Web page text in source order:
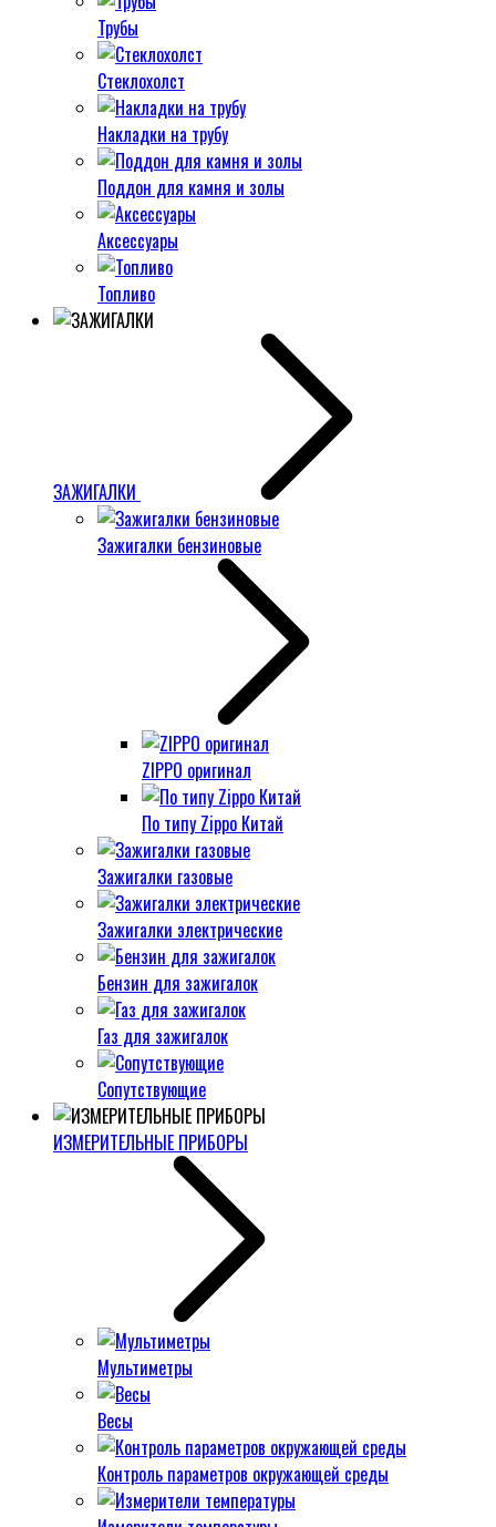
Трубы
Стеклохолст
Накладки на трубу
Поддон для камня и золы
Аксессуары
Топливо
ЗАЖИГАЛКИ
Зажигалки бензиновые
ZIPPO оригинал
По типу Zippo Китай
Зажигалки газовые
Зажигалки электрические
Бензин для зажигалок
Газ для зажигалок
Сопутствующие
ИЗМЕРИТЕЛЬНЫЕ ПРИБОРЫ
Мультиметры
Весы
Контроль параметров окружающей среды